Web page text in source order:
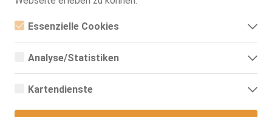
Essenzielle Cookies
Essenzielle Cookies sind alle notwendigen Cookies, die für den
ermöglicht werden. Die Webseite kann ohne diese Cookies nicht
Analyse/Statistiken
Analyse- bzw. Statistikcookies sind Cookies, die der Analyse der
Zugriffsstatistiken dienen. Sie helfen den Webseiten-Besitzern zu
Informationen anonym gesammelt und gemeldet werden.
Kartendienste
Aga Privat
9.7km, Rahserfeld 4
Alice